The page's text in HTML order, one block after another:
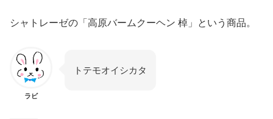
シャトレーゼの「高原バームクーヘン 棹」という商品。
ラビ
トテモオイシカタ